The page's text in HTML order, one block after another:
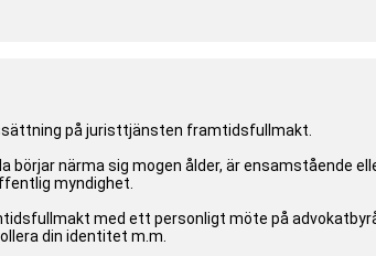
på juristtjänsten framtidsfullmakt.
börjar närma sig mogen ålder, är ensamstående
myndighet.
med ett personligt möte på
din identitet m.m.